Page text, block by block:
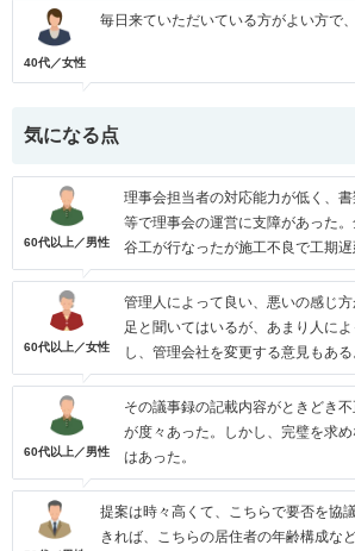
40代／女性
毎日来ていただいている方がよい方で
気になる点
60代以上／男性
理事会担当者の対応能力が低く、
等で理事会の運営に支障があった
谷工が行なったが施工不良で工期遅
60代以上／女性
管理人によって良い、悪いの感じ
足と聞いてはいるが、あまり人に
し、管理会社を変更する意見もある
60代以上／男性
その議事録の記載内容がときどき
が度々あった。しかし、完璧を求
はあった。
提案は時々高くて、こちらで要否を協
きれば、こちらの居住者の年齢構成な